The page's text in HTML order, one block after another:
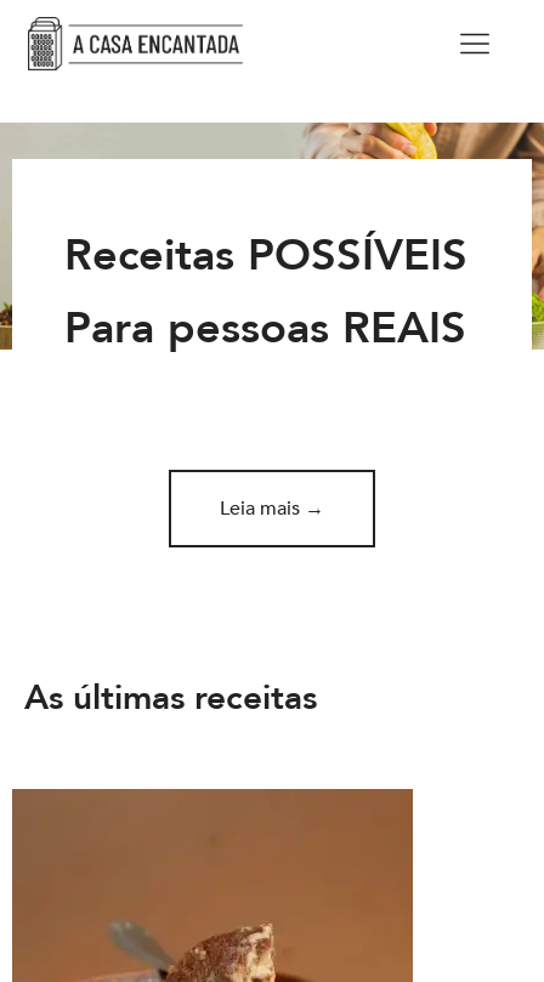
Receitas POSSÍVEIS
Para pessoas REAIS
Leia mais →
As últimas receitas